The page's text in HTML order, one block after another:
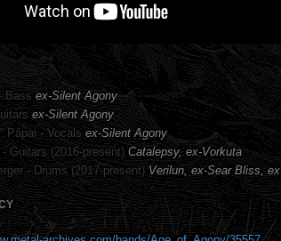
Bass ex-Silent Agony
ex-Silent Agony
Pápai - Vocalsex-Silent Agony
Guitars (2016-present) Catalepsy, ex-Vorkuta
- Drums (2017-present) Verilun, ex-Sear Bliss,